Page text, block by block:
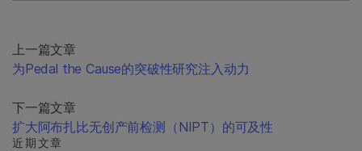
上一篇文章
为Pedal the Cause的突破性研究注入动力
下一篇文章
扩大阿布扎比无创产前检测（NIPT）的可及性
近期文章